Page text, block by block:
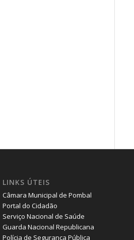
LINKS ÚTEIS
Câmara Municipal de Pombal
Portal do Cidadão
Serviço Nacional de Saúde
Guarda Nacional Republicana
Polícia de Segurança Pública